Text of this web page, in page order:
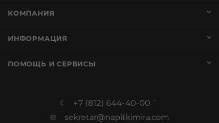
КОМПАНИЯ
ИНФОРМАЦИЯ
ПОМОЩЬ И СЕРВИСЫ
+7 (812) 644-40-00
sekretar@napitkimira.com